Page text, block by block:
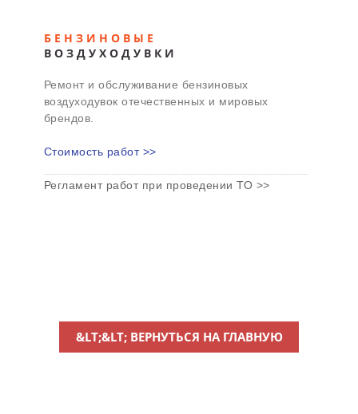
БЕНЗИНОВЫЕ
ВОЗДУХОДУВКИ
Ремонт и обслуживание бензиновых
воздуходувок отечественных и мировых
брендов.
Стоимость работ >>
Регламент работ при проведении ТО >>
&LT;&LT; ВЕРНУТЬСЯ НА ГЛАВНУЮ